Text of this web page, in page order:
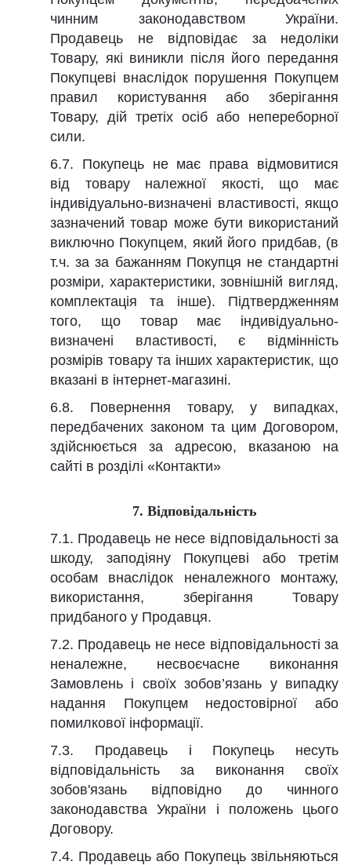
чинним законодавством України.
Продавець не відповідає за недоліки
Товару, які виникли після його передання
Покупцеві внаслідок порушення Покупцем
правил користування або зберігання
Товару, дій третіх осіб або непереборної
сили.
6.7. Покупець не має права відмовитися
від товару належної якості, що має
індивідуально-визначені властивості, якщо
зазначений товар може бути використаний
виключно Покупцем, який його придбав, (в
т.ч. за за бажанням Покупця не стандартні
розміри, характеристики, зовнішній вигляд,
комплектація та інше). Підтвердженням
того, що товар має індивідуально-
визначені властивості, є відмінність
розмірів товару та інших характеристик, що
вказані в інтернет-магазині.
6.8. Повернення товару, у випадках,
передбачених законом та цим Договором,
здійснюється за адресою, вказаною на
сайті в розділі «Контакти»
7. Відповідальність
7.1. Продавець не несе відповідальності за
шкоду, заподіяну Покупцеві або третім
особам внаслідок неналежного монтажу,
використання, зберігання Товару
придбаного у Продавця.
7.2. Продавець не несе відповідальності за
неналежне, несвоєчасне виконання
Замовлень і своїх зобов’язань у випадку
надання Покупцем недостовірної або
помилкової інформації.
7.3. Продавець і Покупець несуть
відповідальність за виконання своїх
зобов'язань відповідно до чинного
законодавства України і положень цього
Договору.
7.4. Продавець або Покупець звільняються